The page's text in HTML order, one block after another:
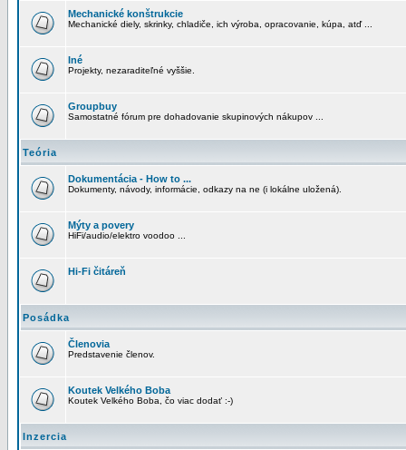
Mechanické konštrukcie
Mechanické diely, skrinky, chladiče, ich výroba, opracovanie, kúpa, atď ...
Iné
Projekty, nezaraditeľné vyššie.
Groupbuy
Samostatné fórum pre dohadovanie skupinových nákupov ...
Teória
Dokumentácia - How to ...
Dokumenty, návody, informácie, odkazy na ne (i lokálne uložená).
Mýty a povery
HiFi/audio/elektro voodoo ...
Hi-Fi čitáreň
Posádka
Členovia
Predstavenie členov.
Koutek Velkého Boba
Koutek Velkého Boba, čo viac dodať :-)
Inzercia